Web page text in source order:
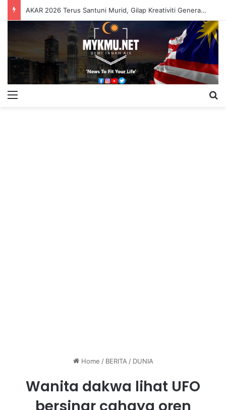
AKAR 2026 Terus Santuni Murid, Gilap Kreativiti Generasi Muda
Home / BERITA / DUNIA
Wanita dakwa lihat UFO